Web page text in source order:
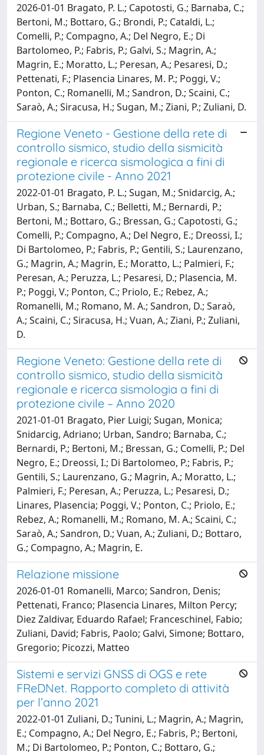
2026-01-01 Bragato, P. L.; Capotosti, G.; Barnaba, C.;
Bertoni, M.; Bottaro, G.; Brondi, P.; Cataldi, L.;
Comelli, P.; Compagno, A.; Del Negro, E.; Di
Bartolomeo, P.; Fabris, P.; Galvi, S.; Magrin, A.;
Magrin, E.; Moratto, L.; Peresan, A.; Pesaresi, D.;
Pettenati, F.; Plasencia Linares, M. P.; Poggi, V.;
Ponton, C.; Romanelli, M.; Sandron, D.; Scaini, C.;
Saraò, A.; Siracusa, H.; Sugan, M.; Ziani, P.; Zuliani, D.
Regione Veneto - Gestione della rete di
controllo sismico, studio della sismicità
regionale e ricerca sismologica a fini di
protezione civile - Anno 2021
2022-01-01 Bragato, P. L.; Sugan, M.; Snidarcig, A.;
Urban, S.; Barnaba, C.; Belletti, M.; Bernardi, P.;
Bertoni, M.; Bottaro, G.; Bressan, G.; Capotosti, G.;
Comelli, P.; Compagno, A.; Del Negro, E.; Dreossi, I.;
Di Bartolomeo, P.; Fabris, P.; Gentili, S.; Laurenzano,
G.; Magrin, A.; Magrin, E.; Moratto, L.; Palmieri, F.;
Peresan, A.; Peruzza, L.; Pesaresi, D.; Plasencia, M.
P.; Poggi, V.; Ponton, C.; Priolo, E.; Rebez, A.;
Romanelli, M.; Romano, M. A.; Sandron, D.; Saraò,
A.; Scaini, C.; Siracusa, H.; Vuan, A.; Ziani, P.; Zuliani,
D.
Regione Veneto: Gestione della rete di
controllo sismico, studio della sismicità
regionale e ricerca sismologia a fini di
protezione civile – Anno 2020
2021-01-01 Bragato, Pier Luigi; Sugan, Monica;
Snidarcig, Adriano; Urban, Sandro; Barnaba, C.;
Bernardi, P.; Bertoni, M.; Bressan, G.; Comelli, P.; Del
Negro, E.; Dreossi, I.; Di Bartolomeo, P.; Fabris, P.;
Gentili, S.; Laurenzano, G.; Magrin, A.; Moratto, L.;
Palmieri, F.; Peresan, A.; Peruzza, L.; Pesaresi, D.;
Linares, Plasencia; Poggi, V.; Ponton, C.; Priolo, E.;
Rebez, A.; Romanelli, M.; Romano, M. A.; Scaini, C.;
Saraò, A.; Sandron, D.; Vuan, A.; Zuliani, D.; Bottaro,
G.; Compagno, A.; Magrin, E.
Relazione missione
2026-01-01 Romanelli, Marco; Sandron, Denis;
Pettenati, Franco; Plasencia Linares, Milton Percy;
Diez Zaldivar, Eduardo Rafael; Franceschinel, Fabio;
Zuliani, David; Fabris, Paolo; Galvi, Simone; Bottaro,
Gregorio; Picozzi, Matteo
Sistemi e servizi GNSS di OGS e rete
FReDNet. Rapporto completo di attività
per l’anno 2021
2022-01-01 Zuliani, D.; Tunini, L.; Magrin, A.; Magrin,
E.; Compagno, A.; Del Negro, E.; Fabris, P.; Bertoni,
M.; Di Bartolomeo, P.; Ponton, C.; Bottaro, G.;